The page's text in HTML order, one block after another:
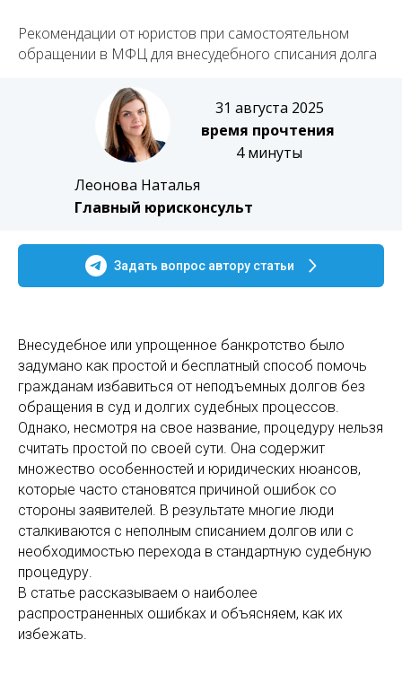
Рекомендации от юристов при самостоятельном
обращении в МФЦ для внесудебного списания долга
31 августа 2025
4 минуты
время прочтения
Леонова Наталья
Главный юрисконсульт
Задать вопрос автору статьи
Внесудебное или упрощенное банкротство было
задумано как простой и бесплатный способ помочь
гражданам избавиться от неподъемных долгов без
обращения в суд и долгих судебных процессов.
Однако, несмотря на свое название, процедуру нельзя
считать простой по своей сути. Она содержит
множество особенностей и юридических нюансов,
которые часто становятся причиной ошибок со
стороны заявителей. В результате многие люди
сталкиваются с неполным списанием долгов или с
необходимостью перехода в стандартную судебную
процедуру.
В статье рассказываем о наиболее
распространенных ошибках и объясняем, как их
избежать.